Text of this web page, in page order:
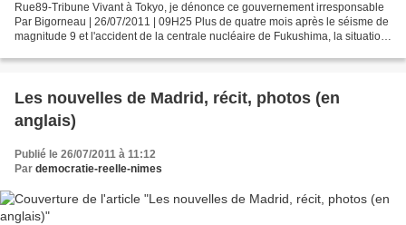
Rue89-Tribune Vivant à Tokyo, je dénonce ce gouvernement irresponsable
Par Bigorneau | 26/07/2011 | 09H25 Plus de quatre mois après le séisme de
magnitude 9 et l'accident de la centrale nucléaire de Fukushima, la situation
Les nouvelles de Madrid, récit, photos (en
anglais)
Publié le 26/07/2011 à 11:12
Par democratie-reelle-nimes